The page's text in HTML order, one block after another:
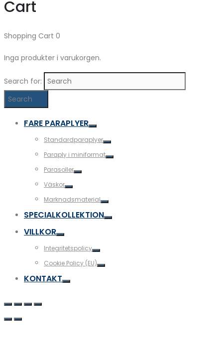
Cart
Shopping Cart 0
Inga produkter i varukorgen.
Search for:
Search
FARE PARAPLYER
Standardparaplyer
Paraply i miniformat
Parasoller
Väskor
Marknadsmaterial
SPECIALKOLLEKTION
VILLKOR
Integritetspolicy
Cookie Policy (EU)
KONTAKT